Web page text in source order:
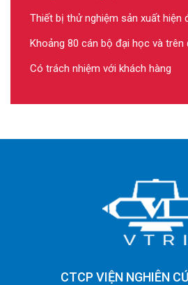
Thiết bị thử nghiệm sản xuất hiện
Khoảng 80 cán bộ đại học và trên
Có trách nhiệm với khách hàng
CTCP VIỆN NGHIÊN